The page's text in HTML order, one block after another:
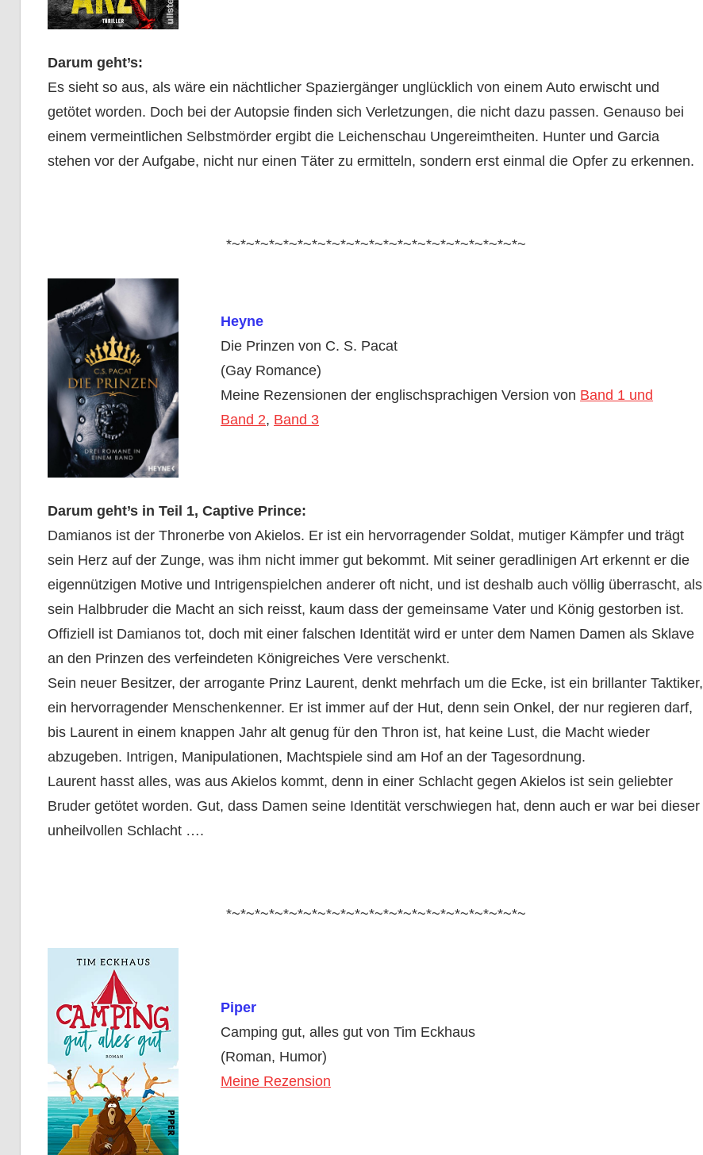
Darum geht’s:
Es sieht so aus, als wäre ein nächtlicher Spaziergänger unglücklich von einem Auto erwischt und
getötet worden. Doch bei der Autopsie finden sich Verletzungen, die nicht dazu passen. Genauso bei
einem vermeintlichen Selbstmörder ergibt die Leichenschau Ungereimtheiten. Hunter und Garcia
stehen vor der Aufgabe, nicht nur einen Täter zu ermitteln, sondern erst einmal die Opfer zu erkennen.
*~*~*~*~*~*~*~*~*~*~*~*~*~*~*~*~*~*~*~*~*~
Heyne
Die Prinzen von C. S. Pacat
(Gay Romance)
Meine Rezensionen der englischsprachigen Version von Band 1 und
Band 2, Band 3
Darum geht’s in Teil 1, Captive Prince:
Damianos ist der Thronerbe von Akielos. Er ist ein hervorragender Soldat, mutiger Kämpfer und trägt
sein Herz auf der Zunge, was ihm nicht immer gut bekommt. Mit seiner geradlinigen Art erkennt er die
eigennützigen Motive und Intrigenspielchen anderer oft nicht, und ist deshalb auch völlig überrascht, als
sein Halbbruder die Macht an sich reisst, kaum dass der gemeinsame Vater und König gestorben ist.
Offiziell ist Damianos tot, doch mit einer falschen Identität wird er unter dem Namen Damen als Sklave
an den Prinzen des verfeindeten Königreiches Vere verschenkt.
Sein neuer Besitzer, der arrogante Prinz Laurent, denkt mehrfach um die Ecke, ist ein brillanter Taktiker,
ein hervorragender Menschenkenner. Er ist immer auf der Hut, denn sein Onkel, der nur regieren darf,
bis Laurent in einem knappen Jahr alt genug für den Thron ist, hat keine Lust, die Macht wieder
abzugeben. Intrigen, Manipulationen, Machtspiele sind am Hof an der Tagesordnung.
Laurent hasst alles, was aus Akielos kommt, denn in einer Schlacht gegen Akielos ist sein geliebter
Bruder getötet worden. Gut, dass Damen seine Identität verschwiegen hat, denn auch er war bei dieser
unheilvollen Schlacht ….
*~*~*~*~*~*~*~*~*~*~*~*~*~*~*~*~*~*~*~*~*~
Piper
Camping gut, alles gut von Tim Eckhaus
(Roman, Humor)
Meine Rezension